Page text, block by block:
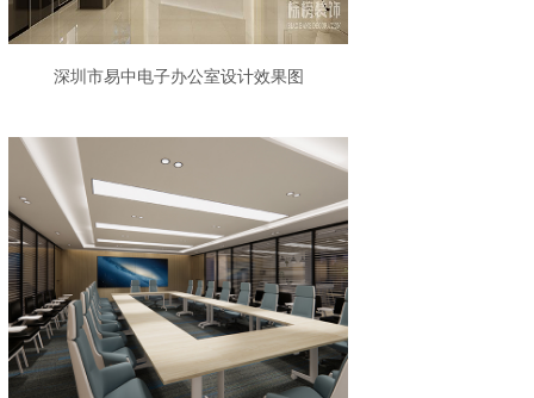
深圳市易中电子办公室设计效果图